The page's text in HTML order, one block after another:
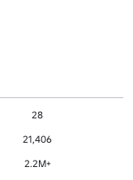
28
21,406
2.2M+